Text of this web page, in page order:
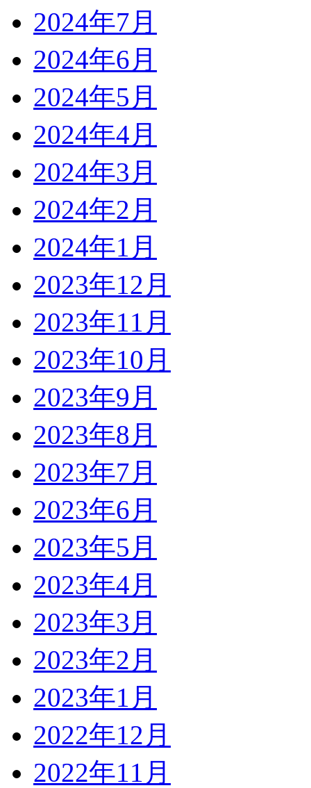
2024年7月
2024年6月
2024年5月
2024年4月
2024年3月
2024年2月
2024年1月
2023年12月
2023年11月
2023年10月
2023年9月
2023年8月
2023年7月
2023年6月
2023年5月
2023年4月
2023年3月
2023年2月
2023年1月
2022年12月
2022年11月